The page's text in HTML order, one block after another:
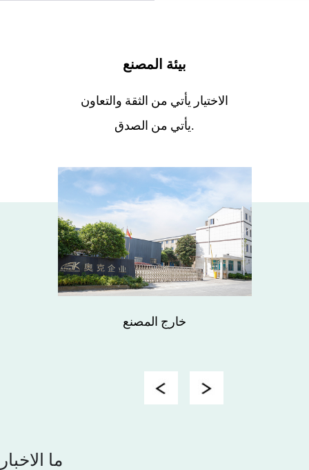
بيئة المصنع
الاختيار يأتي من الثقة والتعاون
يأتي من الصدق.
Previous
خارج المصنع
Next
ما الاخبار